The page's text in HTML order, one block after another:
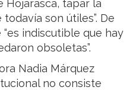
Hojarasca, tapar la
son útiles”. De
indiscutible que hay
obsoletas”.
Nadia Márquez
no consiste